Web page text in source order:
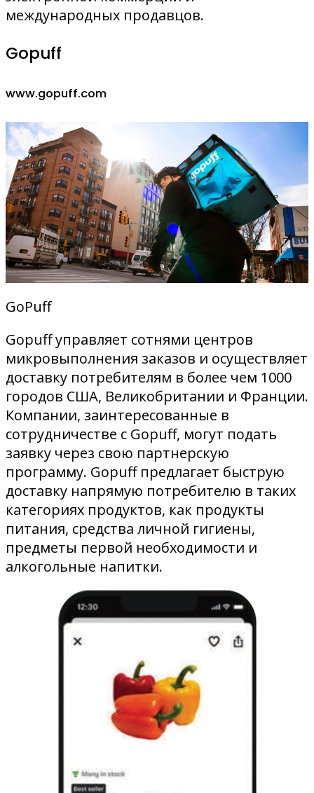
международных продавцов.
Gopuff
www.gopuff.com
GoPuff
Gopuff управляет сотнями центров
микровыполнения заказов и осуществляет
доставку потребителям в более чем 1000
городов США, Великобритании и Франции.
Компании, заинтересованные в
сотрудничестве с Gopuff, могут подать
заявку через свою партнерскую
программу. Gopuff предлагает быструю
доставку напрямую потребителю в таких
категориях продуктов, как продукты
питания, средства личной гигиены,
предметы первой необходимости и
алкогольные напитки.